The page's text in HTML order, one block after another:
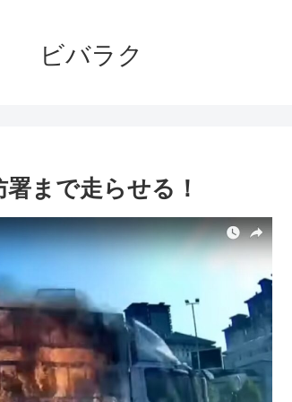
ビバラク
まで走らせる！